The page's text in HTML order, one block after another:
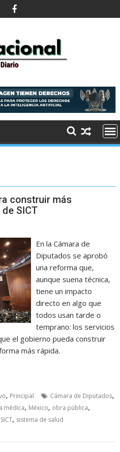
construir más
SICT
En la Cámara de
Diputados se aprobó
una reforma que,
aunque suena técnica,
tiene un impacto
directo en algo que
todos usan tarde o
temprano: los servicios
el gobierno pueda construir
más rápida.
, Principal Cámara de Diputados,
médica, México, obra pública,
SICT, sistema de salud